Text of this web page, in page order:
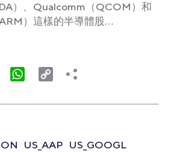
）、Qualcomm（QCOM）和
）這樣的半導體股…
LinkedIn WhatsApp
Copy
US_AAP US_GOOGL